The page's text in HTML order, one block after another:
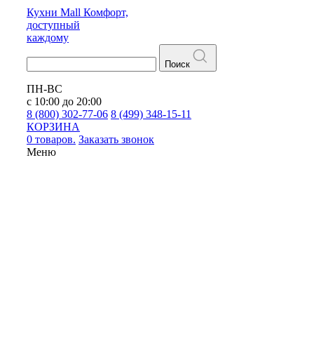
Кухни Mall Комфорт,
доступный
каждому
Поиск
ПН-ВС
с 10:00 до 20:00
8 (800) 302-77-06 8 (499) 348-15-11
КОРЗИНА
0 товаров. Заказать звонок
Меню